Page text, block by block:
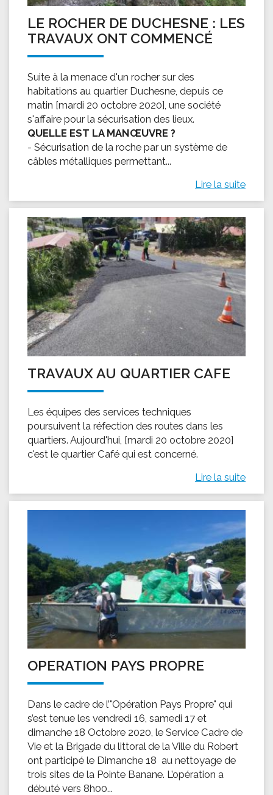
LE ROCHER DE DUCHESNE : LES
TRAVAUX ONT COMMENCÉ
Suite à la menace d'un rocher sur des
habitations au quartier Duchesne, depuis ce
matin [mardi 20 octobre 2020], une société
s'affaire pour la sécurisation des lieux.
QUELLE EST LA MANŒUVRE ?
- Sécurisation de la roche par un système de
câbles métalliques permettant...
Lire la suite
TRAVAUX AU QUARTIER CAFE
Les équipes des services techniques
poursuivent la réfection des routes dans les
quartiers. Aujourd'hui, [mardi 20 octobre 2020]
c'est le quartier Café qui est concerné.
Lire la suite
OPERATION PAYS PROPRE
Dans le cadre de l’"Opération Pays Propre" qui
s’est tenue les vendredi 16, samedi 17 et
dimanche 18 Octobre 2020, le Service Cadre de
Vie et la Brigade du littoral de la Ville du Robert
ont participé le Dimanche 18 au nettoyage de
trois sites de la Pointe Banane. L’opération a
débuté vers 8h00...